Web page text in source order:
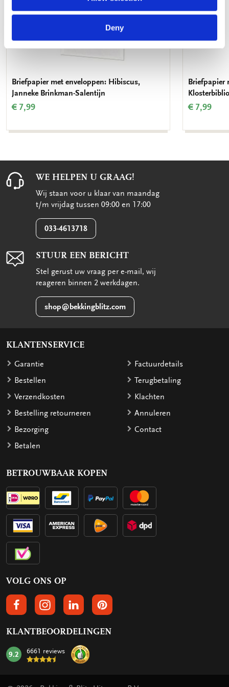
Deny
Briefpapier met enveloppen: Hibiscus,
Janneke Brinkman-Salentijn
€ 7,99
Briefpapier
€ 7,99
WE HELPEN U GRAAG!
Wij staan voor u klaar van maandag
t/m vrijdag tussen 09:00 en 17:00
033-4613718
STUUR EEN BERICHT
Stel gerust uw vraag per e-mail, wij
reageren binnen 2 werkdagen.
shop@bekkingblitz.com
KLANTENSERVICE
Garantie
Bestellen
Verzendkosten
Bestelling retourneren
Bezorging
Betalen
Factuurdetails
Terugbetaling
Klachten
Annuleren
Contact
BETROUWBAAR KOPEN
VOLG ONS OP
VOLGS ONS OP FACEBOOK
VOLG ONS OP INSTAGRAM
VOLG ONS OP LINKEDIN
VOLG ONS OP PINTEREST
KLANTBEOORDELINGEN
mark:
9.2 6661 reviews